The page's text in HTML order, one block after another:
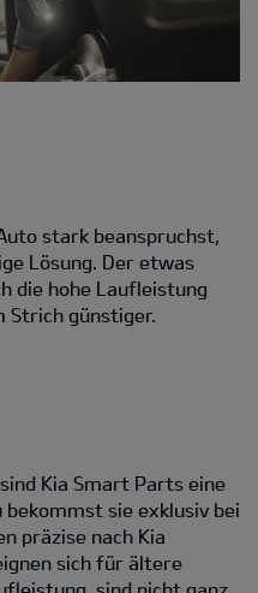
stark beanspruchst,
Lösung. Der etwas
die hohe Laufleistung
Strich günstiger.
Kia Smart Parts eine
sie exklusiv bei
präzise nach Kia
sich für ältere